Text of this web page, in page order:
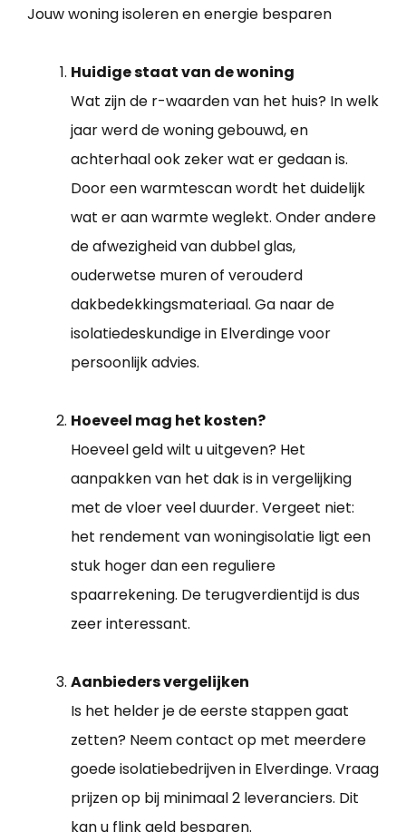
Jouw woning isoleren en energie besparen
Huidige staat van de woning
Wat zijn de r-waarden van het huis? In welk
jaar werd de woning gebouwd, en
achterhaal ook zeker wat er gedaan is.
Door een warmtescan wordt het duidelijk
wat er aan warmte weglekt. Onder andere
de afwezigheid van dubbel glas,
ouderwetse muren of verouderd
dakbedekkingsmateriaal. Ga naar de
isolatiedeskundige in Elverdinge voor
persoonlijk advies.
Hoeveel mag het kosten?
Hoeveel geld wilt u uitgeven? Het
aanpakken van het dak is in vergelijking
met de vloer veel duurder. Vergeet niet:
het rendement van woningisolatie ligt een
stuk hoger dan een reguliere
spaarrekening. De terugverdientijd is dus
zeer interessant.
Aanbieders vergelijken
Is het helder je de eerste stappen gaat
zetten? Neem contact op met meerdere
goede isolatiebedrijven in Elverdinge. Vraag
prijzen op bij minimaal 2 leveranciers. Dit
kan u flink geld besparen.